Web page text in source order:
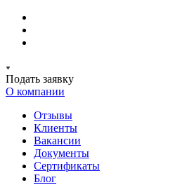
Подать заявку
О компании
Отзывы
Клиенты
Вакансии
Документы
Сертификаты
Блог